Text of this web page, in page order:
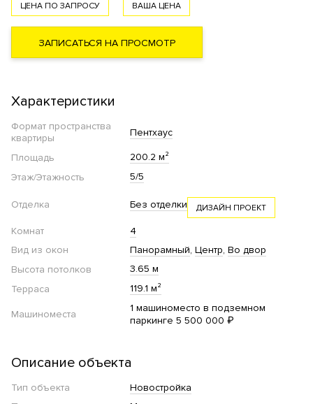
ЦЕНА ПО ЗАПРОСУ ВАША ЦЕНА
ЗАПИСАТЬСЯ НА ПРОСМОТР
Характеристики
Формат пространства
квартиры
Пентхаус
Площадь
200.2 м²
Этаж/Этажность
5/5
Отделка Без отделки ДИЗАЙН ПРОЕКТ
Комнат
4
Вид из окон
Панорамный Центр Во двор
Высота потолков
3.65 м
Терраса
119.1 м²
Машиноместа
1 машиноместо в подземном
паркинге 5 500 000 ₽
Описание объекта
Тип объекта
Новостройка